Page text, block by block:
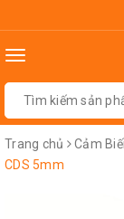
Toggle
Trang chủ Cảm
CDS 5mm